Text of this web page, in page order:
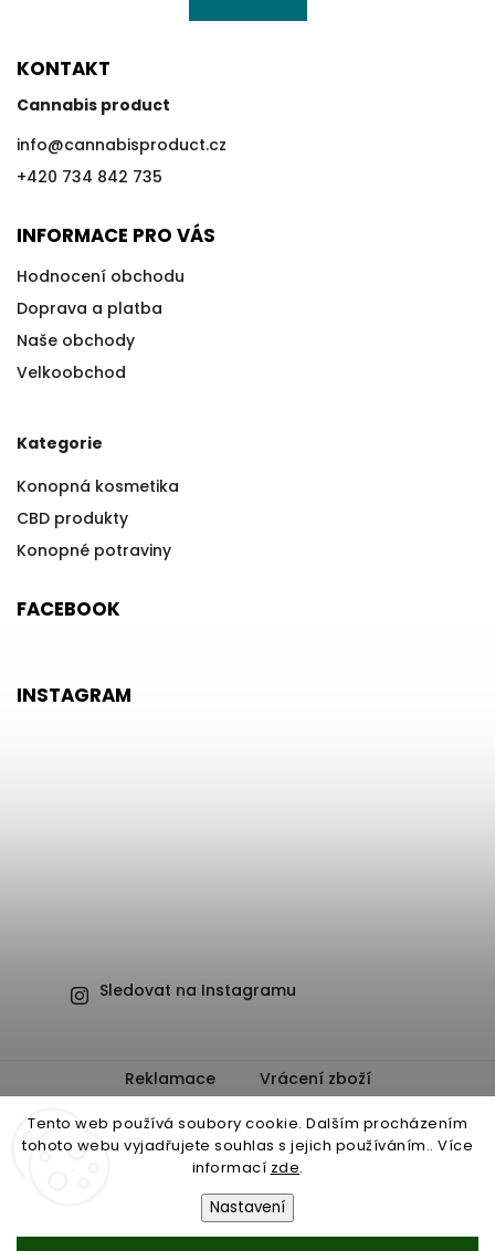
Tento web používá soubory cookie. Dalším procházením
tohoto webu vyjadřujete souhlas s jejich používáním.. Více
informací zde.
Nastavení
KONTAKT
Cannabis product
info@cannabisproduct.cz
+420 734 842 735
INFORMACE PRO VÁS
Hodnocení obchodu
Doprava a platba
Naše obchody
Velkoobchod
Kategorie
Konopná kosmetika
CBD produkty
Konopné potraviny
FACEBOOK
INSTAGRAM
Sledovat na Instagramu
Reklamace
Vrácení zboží
Obchodní podmínky
Ochrana osobních údajů